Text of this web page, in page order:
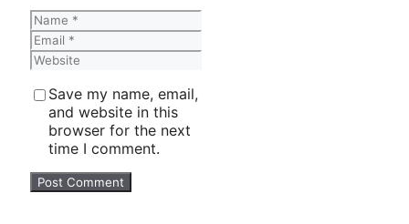
Name
Email
Website
Save my name, email,
and website in this
browser for the next
time I comment.